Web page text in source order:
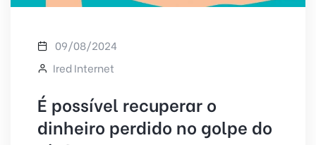
09/08/2024
Ired Internet
É possível recuperar o
dinheiro perdido no golpe do